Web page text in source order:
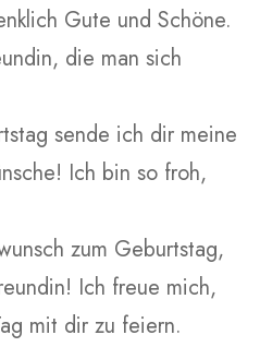
Gute und Schöne.
die man sich
sende ich dir meine
Ich bin so froh,
zum Geburtstag,
Ich freue mich,
mit dir zu feiern.